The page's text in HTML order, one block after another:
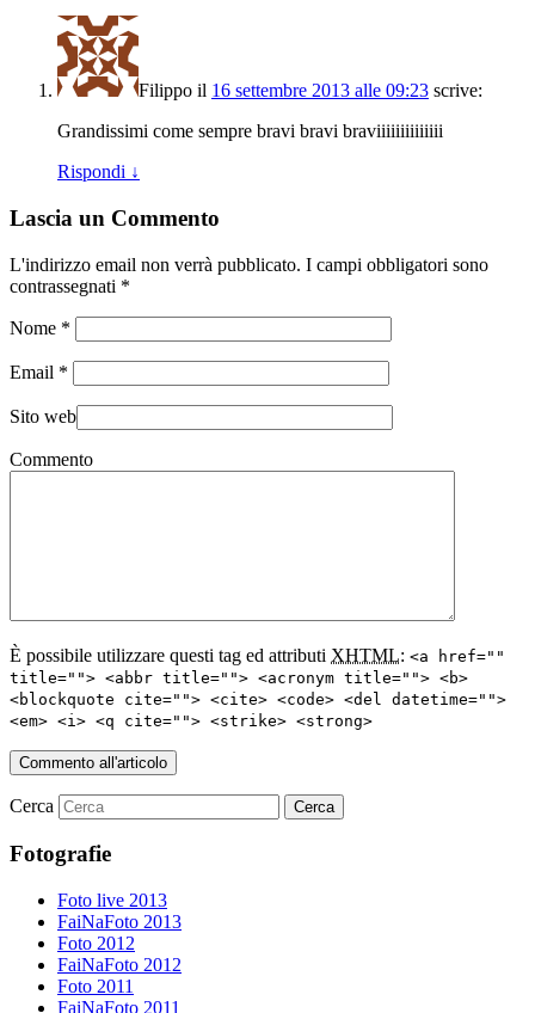
Filippo il 16 settembre 2013 alle 09:23 scrive:
Grandissimi come sempre bravi bravi braviiiiiiiiiiiiii
Rispondi ↓
Lascia un Commento
L'indirizzo email non verrà pubblicato. I campi obbligatori sono
contrassegnati *
Nome *
Email *
Sito web
Commento
È possibile utilizzare questi tag ed attributi XHTML: <a href=""
title=""> <abbr title=""> <acronym title=""> <b>
<blockquote cite=""> <cite> <code> <del datetime="">
<em> <i> <q cite=""> <strike> <strong>
Cerca
Fotografie
Foto live 2013
FaiNaFoto 2013
Foto 2012
FaiNaFoto 2012
Foto 2011
FaiNaFoto 2011